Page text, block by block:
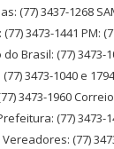
(77) 3437-1268
3473-1441 PM:
do Brasil: (77) 3473-
3473-1040 e 1794
3473-1960
(77) 3473-
(77)